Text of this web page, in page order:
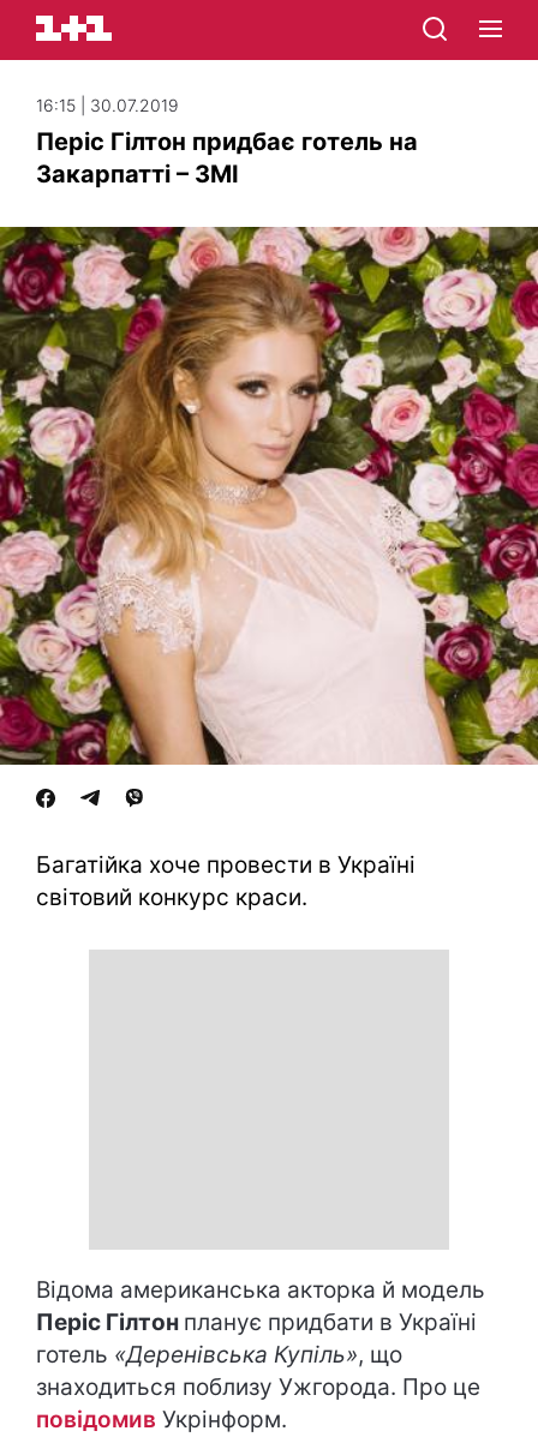
16:15 | 30.07.2019
Періс Гілтон придбає готель на
Закарпатті – ЗМІ
Багатійка хоче провести в Україні
світовий конкурс краси.
Відома американська акторка й модель
Періс Гілтон планує придбати в Україні
готель «Деренівська Купіль», що
знаходиться поблизу Ужгорода. Про це
повідомив Укрінформ.